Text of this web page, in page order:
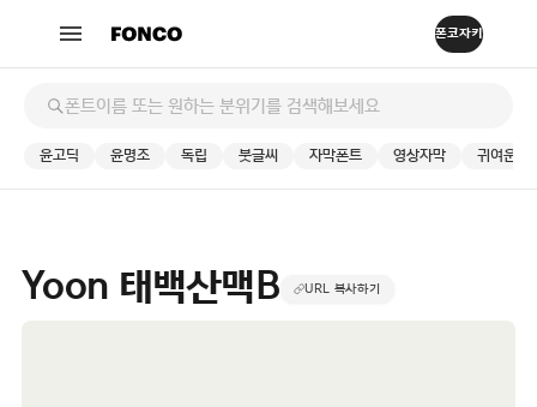
윤고딕 윤명조 독립 붓글씨 자막폰트 영상자막 귀여운
Yoon 태백산맥B URL 복사하기